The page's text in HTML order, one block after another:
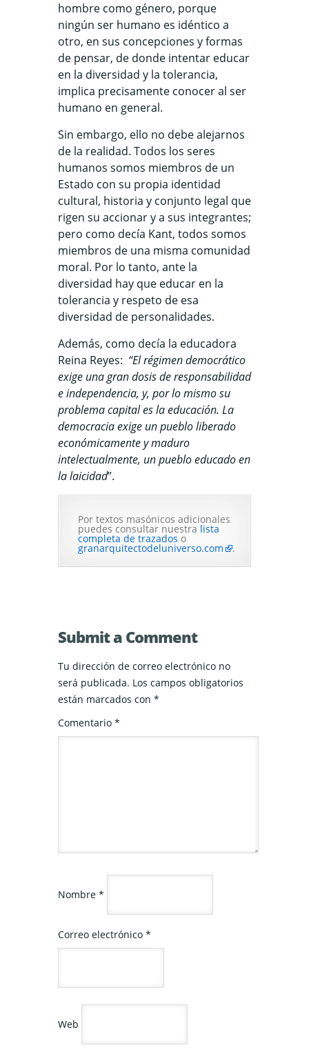
hombre como género, porque
ningún ser humano es idéntico a
otro, en sus concepciones y formas
de pensar, de donde intentar educar
en la diversidad y la tolerancia,
implica precisamente conocer al ser
humano en general.
Sin embargo, ello no debe alejarnos
de la realidad. Todos los seres
humanos somos miembros de un
Estado con su propia identidad
cultural, historia y conjunto legal que
rigen su accionar y a sus integrantes;
pero como decía Kant, todos somos
miembros de una misma comunidad
moral. Por lo tanto, ante la
diversidad hay que educar en la
tolerancia y respeto de esa
diversidad de personalidades.
Además, como decía la educadora
Reina Reyes: “El régimen democrático
exige una gran dosis de responsabilidad
e independencia, y, por lo mismo su
problema capital es la educación. La
democracia exige un pueblo liberado
económicamente y maduro
intelectualmente, un pueblo educado en
la laicidad”.
Por textos masónicos adicionales
puedes consultar nuestra lista
completa de trazados o
granarquitectodeluniverso.com .
Submit a Comment
Tu dirección de correo electrónico no
será publicada. Los campos obligatorios
están marcados con *
Comentario *
Nombre *
Correo electrónico *
Web